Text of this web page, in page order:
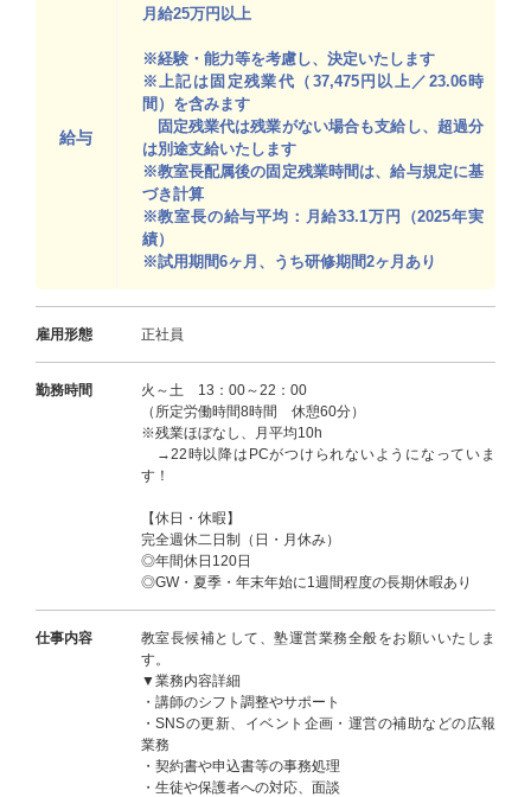
給与
月給25万円以上
※経験・能力等を考慮し、決定いたします
※上記は固定残業代（37,475円以上／23.06時
間）を含みます
固定残業代は残業がない場合も支給し、超過分
は別途支給いたします
※教室長配属後の固定残業時間は、給与規定に基
づき計算
※教室長の給与平均：月給33.1万円（2025年実
績）
※試用期間6ヶ月、うち研修期間2ヶ月あり
雇用形態 正社員
勤務時間
火～土 13：00～22：00
（所定労働時間8時間 休憩60分）
※残業ほぼなし、月平均10h
→22時以降はPCがつけられないようになっていま
す！
【休日・休暇】
完全週休二日制（日・月休み）
◎年間休日120日
◎GW・夏季・年末年始に1週間程度の長期休暇あり
仕事内容
教室長候補として、塾運営業務全般をお願いいたしま
す。
▼業務内容詳細
・講師のシフト調整やサポート
・SNSの更新、イベント企画・運営の補助などの広報
業務
・契約書や申込書等の事務処理
・生徒や保護者への対応、面談